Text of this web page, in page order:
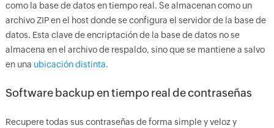
como la base de datos en tiempo real. Se almacenan como un
archivo ZIP en el host donde se configura el servidor de la base de
datos. Esta clave de encriptación de la base de datos no se
almacena en el archivo de respaldo, sino que se mantiene a salvo
en una ubicación distinta.
Software backup en tiempo real de contraseñas
Recupere todas sus contraseñas de forma simple y veloz y